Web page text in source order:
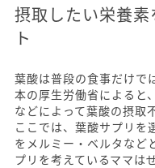
摂取したい栄養
ト
葉酸は普段の食事だけで
本の厚生労働省によると
などによって葉酸の摂取
ここでは、葉酸サプリを
をメルミー・ベルタなど
プリを考えているママは